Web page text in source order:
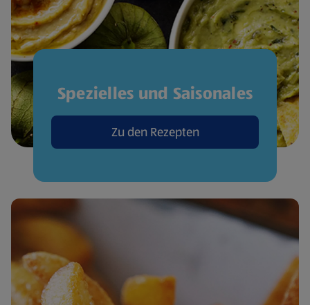
Spezielles und Saisonales
Zu den Rezepten